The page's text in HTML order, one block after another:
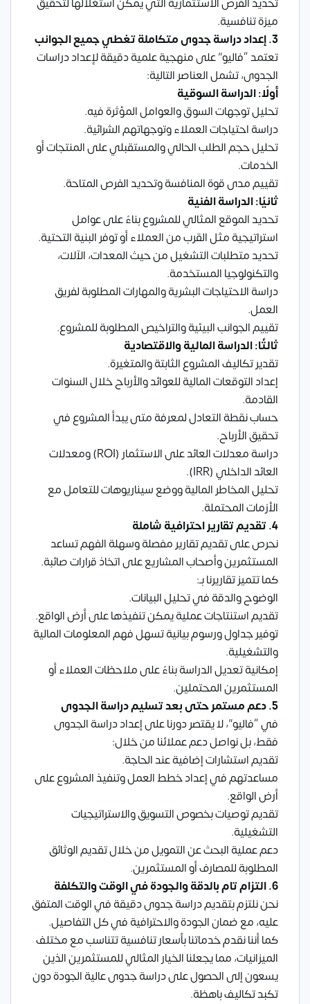
ميزة تنافسية.
3. إعداد دراسة جدوى متكاملة تغطي جميع الجوانب
تعتمد “فاليو” على منهجية علمية دقيقة لإعداد دراسات
الجدوى، تشمل العناصر التالية:
أولًا: الدراسة السوقية
تحليل توجهات السوق والعوامل المؤثرة فيه.
دراسة احتياجات العملاء وتوجهاتهم الشرائية.
تحليل حجم الطلب الحالي والمستقبلي على المنتجات أو
الخدمات.
تقييم مدى قوة المنافسة وتحديد الفرص المتاحة.
ثانيًا: الدراسة الفنية
تحديد الموقع المثالي للمشروع بناءً على عوامل
استراتيجية مثل القرب من العملاء أو توفر البنية التحتية.
تحديد متطلبات التشغيل من حيث المعدات، الآلات،
والتكنولوجيا المستخدمة.
دراسة الاحتياجات البشرية والمهارات المطلوبة لفريق
العمل.
تقييم الجوانب البيئية والتراخيص المطلوبة للمشروع.
ثالثًا: الدراسة المالية والاقتصادية
تقدير تكاليف المشروع الثابتة والمتغيرة.
إعداد التوقعات المالية للعوائد والأرباح خلال السنوات
القادمة.
حساب نقطة التعادل لمعرفة متى يبدأ المشروع في
تحقيق الأرباح.
دراسة معدلات العائد على الاستثمار (ROI) ومعدلات
العائد الداخلي (IRR).
تحليل المخاطر المالية ووضع سيناريوهات للتعامل مع
الأزمات المحتملة.
4. تقديم تقارير احترافية شاملة
نحرص على تقديم تقارير مفصلة وسهلة الفهم تساعد
المستثمرين وأصحاب المشاريع على اتخاذ قرارات صائبة.
كما تتميز تقاريرنا بـ:
الوضوح والدقة في تحليل البيانات.
تقديم استنتاجات عملية يمكن تنفيذها على أرض الواقع.
توفير جداول ورسوم بيانية تسهل فهم المعلومات المالية
والتشغيلية.
إمكانية تعديل الدراسة بناءً على ملاحظات العملاء أو
المستثمرين المحتملين.
5. دعم مستمر حتى بعد تسليم دراسة الجدوى
في “فاليو”، لا يقتصر دورنا على إعداد دراسة الجدوى
فقط، بل نواصل دعم عملائنا من خلال:
تقديم استشارات إضافية عند الحاجة.
مساعدتهم في إعداد خطط العمل وتنفيذ المشروع على
أرض الواقع.
تقديم توصيات بخصوص التسويق والاستراتيجيات
التشغيلية.
دعم عملية البحث عن التمويل من خلال تقديم الوثائق
المطلوبة للمصارف أو المستثمرين.
6. التزام تام بالدقة والجودة في الوقت والتكلفة
نحن نلتزم بتقديم دراسة جدوى دقيقة في الوقت المتفق
عليه، مع ضمان الجودة والاحترافية في كل التفاصيل.
كما أننا نقدم خدماتنا بأسعار تنافسية تتناسب مع مختلف
الميزانيات، مما يجعلنا الخيار المثالي للمستثمرين الذين
يسعون إلى الحصول على دراسة جدوى عالية الجودة دون
تكبد تكاليف باهظة.